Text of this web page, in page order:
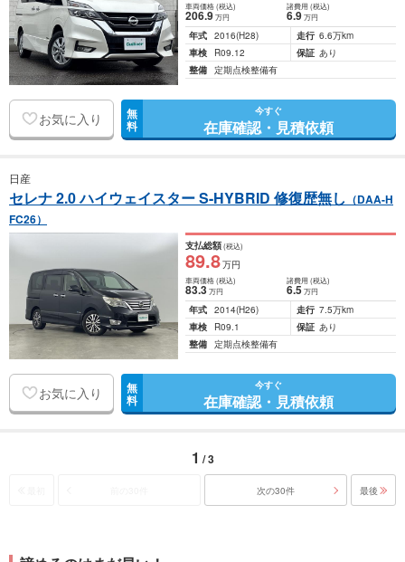
車両価格(税込)
206.9万円
諸費用 (税込)
6.9 万円
年式 2016(H28) 走行 6.6万km
車検
R09.12 保証 あり
整備 定期点検整備有
お気に入り 無
料
今すぐ
在庫確認・見積依頼
日産
セレナ 2.0 ハイウェイスター S-HYBRID 修復歴無し （DAA-H
FC26）
支払総額(税込)
89.8万円
車両価格(税込)
83.3万円
諸費用 (税込)
6.5 万円
年式 2014(H26) 走行 7.5万km
車検
R09.1 保証 あり
整備 定期点検整備有
お気に入り 無
料
今すぐ
在庫確認・見積依頼
1 / 3
次の30件 最後